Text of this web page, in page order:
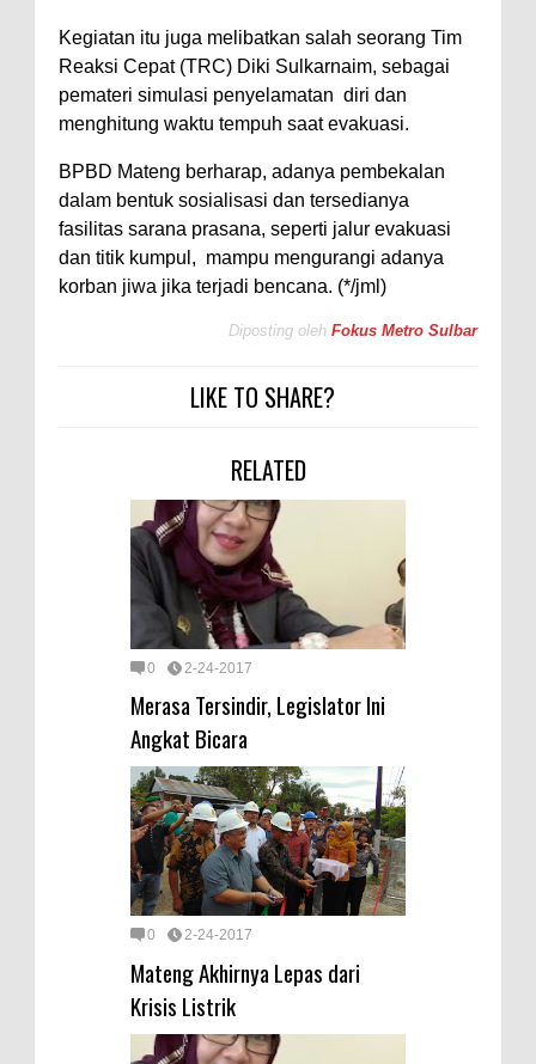
Kegiatan itu juga melibatkan salah seorang Tim
Reaksi Cepat (TRC) Diki Sulkarnaim, sebagai
pemateri simulasi penyelamatan diri dan
menghitung waktu tempuh saat evakuasi.
BPBD Mateng berharap, adanya pembekalan
dalam bentuk sosialisasi dan tersedianya
fasilitas sarana prasana, seperti jalur evakuasi
dan titik kumpul, mampu mengurangi adanya
korban jiwa jika terjadi bencana. (*/jml)
Diposting oleh Fokus Metro Sulbar
LIKE TO SHARE?
RELATED
0 2-24-2017
Merasa Tersindir, Legislator Ini
Angkat Bicara
0 2-24-2017
Mateng Akhirnya Lepas dari
Krisis Listrik